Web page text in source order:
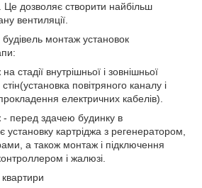
Це дозволяє створити найбільш
вентиляції.
будівель монтаж установок
стадії внутрішньої і зовнішньої
повітряного каналу і
електричних кабелів).
перед здачею будинку в
установку картріджа з регенератором,
а також монтаж і підключення
і жалюзі.